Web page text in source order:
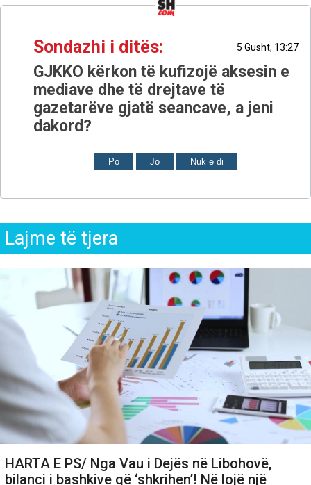
Sondazhi i ditës: 5 Gusht, 13:27
GJKKO kërkon të kufizojë aksesin e
mediave dhe të drejtave të
gazetarëve gjatë seancave, a jeni
dakord?
Po Jo Nuk e di
Lajme të tjera
HARTA E PS/ Nga Vau i Dejës në Libohovë,
bilanci i bashkive që ‘shkrihen’! Në lojë një